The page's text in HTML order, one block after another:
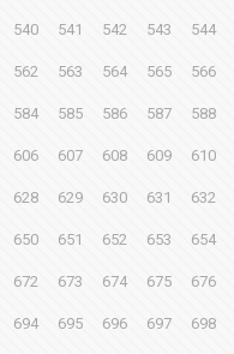
540 541 542 543 544
562 563 564 565 566
584 585 586 587 588
606 607 608 609 610
628 629 630 631 632
650 651 652 653 654
672 673 674 675 676
694 695 696 697 698